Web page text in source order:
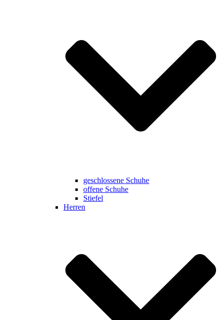
geschlossene Schuhe
offene Schuhe
Stiefel
Herren